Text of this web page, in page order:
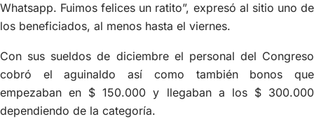
Whatsapp. Fuimos felices un ratito”, expresó al sitio uno de
los beneficiados, al menos hasta el viernes.
Con sus sueldos de diciembre el personal del Congreso
cobró el aguinaldo así como también bonos que
empezaban en $ 150.000 y llegaban a los $ 300.000
dependiendo de la categoría.